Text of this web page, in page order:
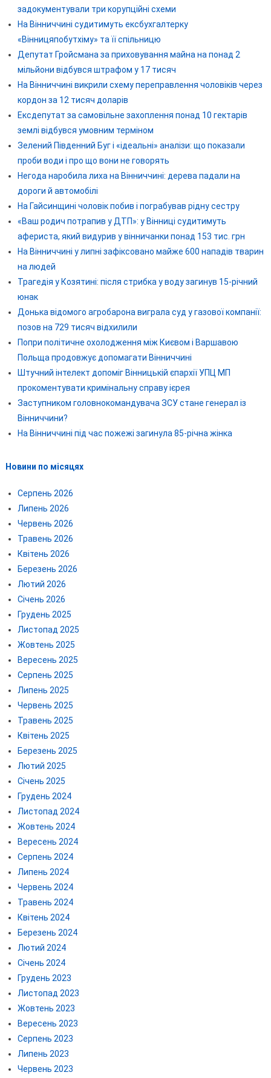
задокументували три корупційні схеми
На Вінниччині судитимуть ексбухгалтерку
«Вінницяпобутхіму» та її спільницю
Депутат Гройсмана за приховування майна на понад 2
мільйони відбувся штрафом у 17 тисяч
На Вінниччині викрили схему переправлення чоловіків через
кордон за 12 тисяч доларів
Ексдепутат за самовільне захоплення понад 10 гектарів
землі відбувся умовним терміном
Зелений Південний Буг і «ідеальні» аналізи: що показали
проби води і про що вони не говорять
Негода наробила лиха на Вінниччині: дерева падали на
дороги й автомобілі
На Гайсинщині чоловік побив і пограбував рідну сестру
«Ваш родич потрапив у ДТП»: у Вінниці судитимуть
афериста, який видурив у вінничанки понад 153 тис. грн
На Вінниччині у липні зафіксовано майже 600 нападів тварин
на людей
Трагедія у Козятині: після стрибка у воду загинув 15-річний
юнак
Донька відомого агробарона виграла суд у газової компанії:
позов на 729 тисяч відхилили
Попри політичне охолодження між Києвом і Варшавою
Польща продовжує допомагати Вінниччині
Штучний інтелект допоміг Вінницькій єпархії УПЦ МП
прокоментувати кримінальну справу ієрея
Заступником головнокомандувача ЗСУ стане генерал із
Вінниччини?
На Вінниччині під час пожежі загинула 85-річна жінка
Новини по місяцях
Серпень 2026
Липень 2026
Червень 2026
Травень 2026
Квітень 2026
Березень 2026
Лютий 2026
Січень 2026
Грудень 2025
Листопад 2025
Жовтень 2025
Вересень 2025
Серпень 2025
Липень 2025
Червень 2025
Травень 2025
Квітень 2025
Березень 2025
Лютий 2025
Січень 2025
Грудень 2024
Листопад 2024
Жовтень 2024
Вересень 2024
Серпень 2024
Липень 2024
Червень 2024
Травень 2024
Квітень 2024
Березень 2024
Лютий 2024
Січень 2024
Грудень 2023
Листопад 2023
Жовтень 2023
Вересень 2023
Серпень 2023
Липень 2023
Червень 2023